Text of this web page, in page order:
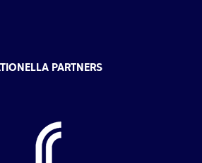
PARTNERS